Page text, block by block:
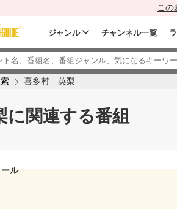
この
ジャンル チャンネル一覧
喜多村 英梨
関連する番組
ル